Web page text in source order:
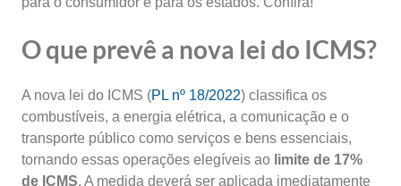
O que prevê a nova lei do ICMS?
A nova lei do ICMS (PL nº 18/2022) classifica os
combustíveis, a energia elétrica, a comunicação e o
transporte público como serviços e bens essenciais,
tornando essas operações elegíveis ao limite de 17%
de ICMS. A medida deverá ser aplicada imediatamente